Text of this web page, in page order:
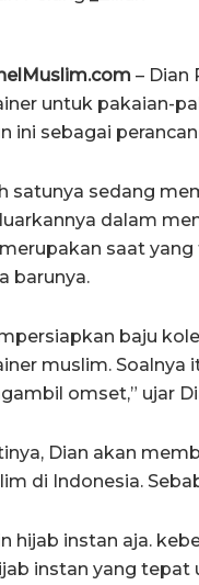
– Dian
untuk pakaian-
ini sebagai
satunya sedang
dalam
saat
barunya.
baju
muslim.
omset,” ujar
Dian akan
di Indonesia.
hijab instan aja.
instan yang tepat